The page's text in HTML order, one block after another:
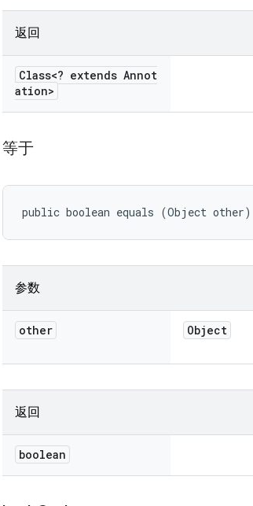
返回
Class<? extends Annot
ation>
等于
public boolean equals (Object other)
参数
other Object
返回
boolean